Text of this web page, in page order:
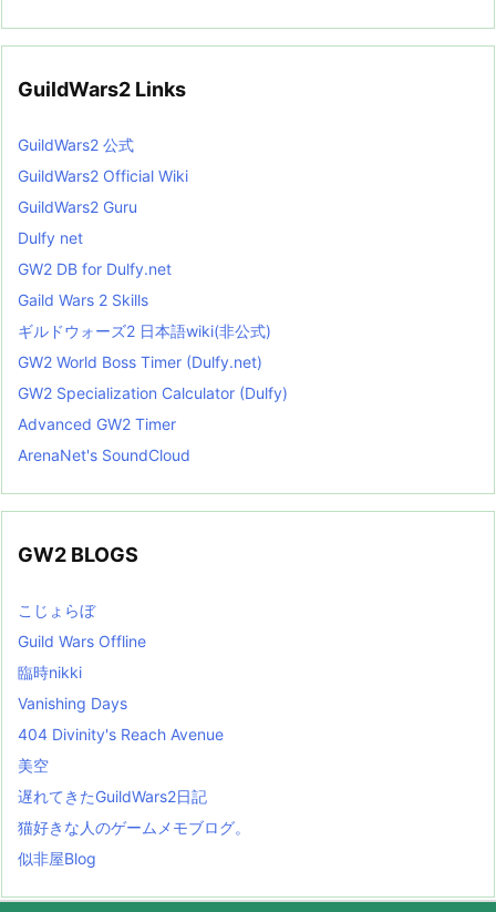
GuildWars2 Links
GuildWars2 公式
GuildWars2 Official Wiki
GuildWars2 Guru
Dulfy net
GW2 DB for Dulfy.net
Gaild Wars 2 Skills
ギルドウォーズ2 日本語wiki(非公式)
GW2 World Boss Timer (Dulfy.net)
GW2 Specialization Calculator (Dulfy)
Advanced GW2 Timer
ArenaNet's SoundCloud
GW2 BLOGS
こじょらぼ
Guild Wars Offline
臨時nikki
Vanishing Days
404 Divinity's Reach Avenue
美空
遅れてきたGuildWars2日記
猫好きな人のゲームメモブログ。
似非屋Blog